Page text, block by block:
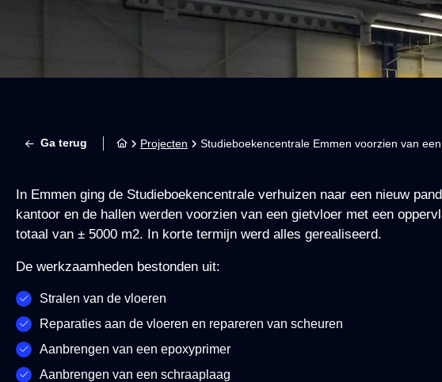
Ga terug Projecten Studieboekencentrale Emmen voorzien van
In Emmen ging de Studieboekencentrale verhuizen naar een nieuw
kantoor en de hallen werden voorzien van een gietvloer met een
totaal van ± 5000 m2. In korte termijn werd alles gerealiseerd.
De werkzaamheden bestonden uit:
Stralen van de vloeren
Reparaties aan de vloeren en repareren van scheuren
Aanbrengen van een epoxyprimer
Aanbrengen van een schraaplaag